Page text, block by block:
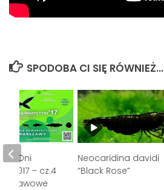
SPODOBA CI SIĘ RÓWNIEŻ...
Neocaridina davidi
“Black Rose”
Dni
2017 – cz.4